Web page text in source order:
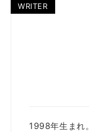
WRITER
1998年生まれ